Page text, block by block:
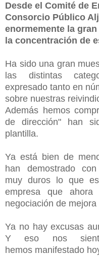
Desde el Comité de
Consorcio Público
enormemente la
la concentración de
Ha sido una gran
las distintas
expresado tanto en
sobre nuestras
Además hemos
de dirección" han
plantilla.
Ya está bien de
han demostrado
muy duros lo que
empresa que
negociación de
Ya no hay excusas
Y eso nos
hemos manifestado